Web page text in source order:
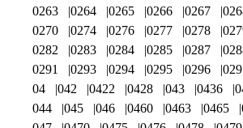
0263
0264 0265 0266 0267
0270
0274 0276 0277 0278
0282
0283 0284 0285 0287
0291
0293 0294 0295 0296
04
042 0422 0428 043 0436
044
045 046 0460 0463 0465